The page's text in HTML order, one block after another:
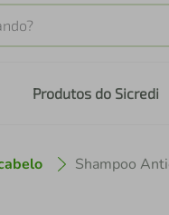
Produtos do Sicredi